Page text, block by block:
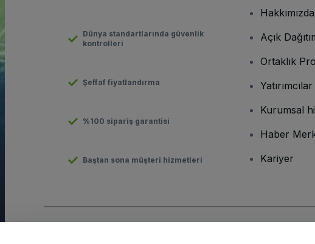
Dünya standartlarında güvenlik
kontrolleri
Şeffaf fiyatlandırma
%100 sipariş garantisi
Baştan sona müşteri hizmetleri
Hakkımızda
Açık
Ortaklık
Yatırımcılar
Kurumsal
Haber
Kariyer